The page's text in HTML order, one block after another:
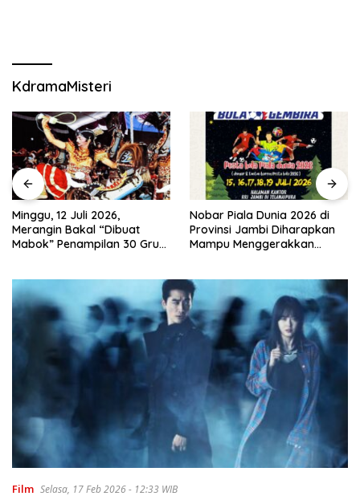
KdramaMisteri
Minggu, 12 Juli 2026,
Merangin Bakal “Dibuat
Mabok” Penampilan 30 Grup
Nobar Piala Dunia 2026 di
Provinsi Jambi Diharapkan
Mampu Menggerakkan
Film Selasa, 17 Feb 2026 - 12:33 WIB